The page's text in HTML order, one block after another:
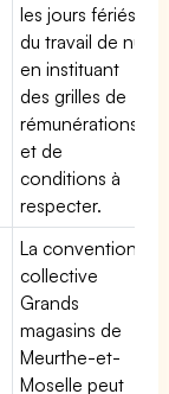
les jours fériés,
du travail de nuit
en instituant
des grilles de
rémunérations
et de
conditions à
respecter.
La convention
collective
Grands
magasins de
Meurthe-et-
Moselle peut